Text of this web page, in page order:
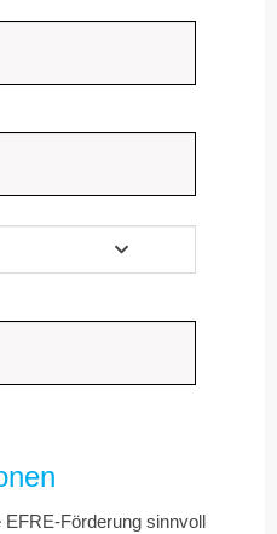
Förderung sinnvoll